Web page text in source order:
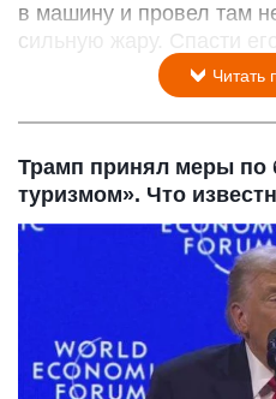
в машину и провел там
сильную жару. Спасти
Читать
Трамп принял меры по
туризмом». Что